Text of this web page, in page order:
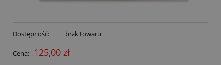
Dostępność: brak towaru
Cena: 125,00 zł